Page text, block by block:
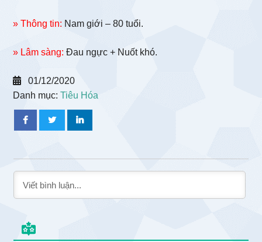
» Thông tin: Nam giới – 80 tuổi.
» Lâm sàng: Đau ngực + Nuốt khó.
01/12/2020
Danh mục:Tiêu Hóa